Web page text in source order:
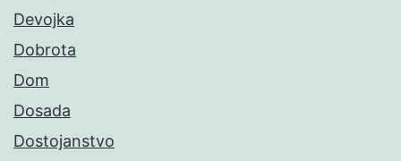
Devojka
Dobrota
Dom
Dosada
Dostojanstvo